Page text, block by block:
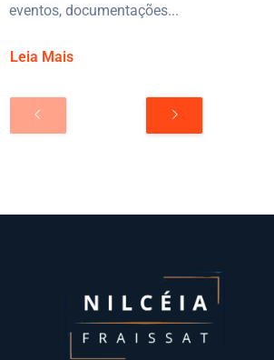
eventos, documentações...
Leia Mais